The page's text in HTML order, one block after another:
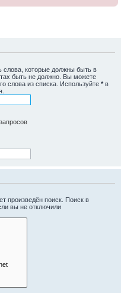
слова, которые должны быть в
быть не должно. Вы можете
слова из списка. Используйте * в
произведён поиск. Поиск в
вы не отключили